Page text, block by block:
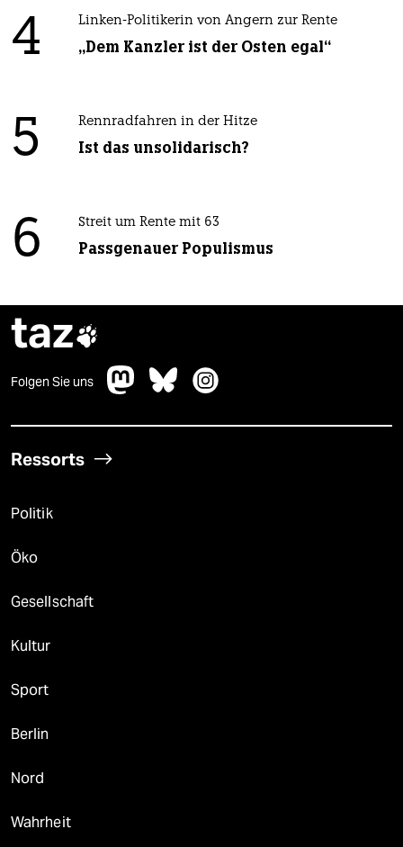
4 Linken-Politikerin von Angern zur Rente
„Dem Kanzler ist der Osten egal“
5 Rennradfahren in der Hitze
Ist das unsolidarisch?
6 Streit um Rente mit 63
Passgenauer Populismus
taz
Folgen Sie uns
Ressorts
Politik
Öko
Gesellschaft
Kultur
Sport
Berlin
Nord
Wahrheit